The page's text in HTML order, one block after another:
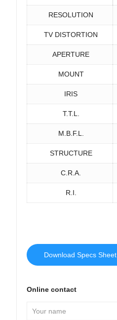
RESOLUTION
TV DISTORTION
APERTURE
MOUNT
IRIS
T.T.L.
M.B.F.L.
STRUCTURE
C.R.A.
R.I.
Download Specs Sheet
Online contact